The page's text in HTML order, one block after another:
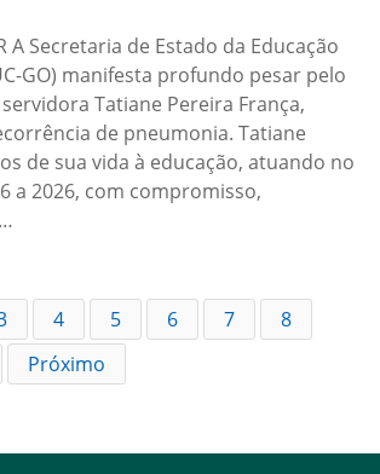
A Secretaria de Estado da Educação
GO) manifesta profundo pesar pelo
Tatiane Pereira França,
de pneumonia. Tatiane
de sua vida à educação, atuando no
a 2026, com compromisso,
4 5 6 7
8
Próximo